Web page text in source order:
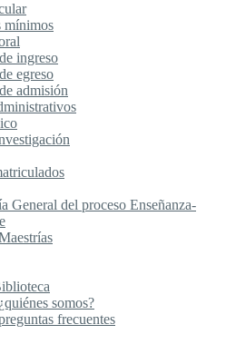
mínimos
ingreso
egreso
admisión
General del proceso Enseñanza-
somos?
frecuentes